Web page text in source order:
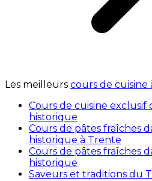
Les meilleurs cours de cuisine
Cours de cuisine
historique
Cours de pâtes fraîches
historique à Trente
Cours de pâtes fraîches
historique
Saveurs et traditions du